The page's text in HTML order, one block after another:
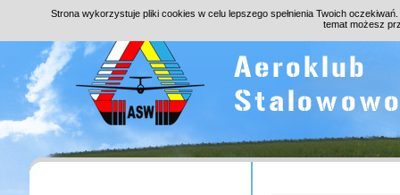
Strona wykorzystuje pliki cookies w celu lepszego spełnienia Twoich
temat możesz